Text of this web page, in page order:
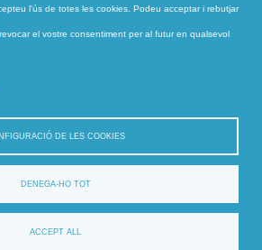
l'ús de totes les cookies. Podeu acceptar i rebutjar
el vostre consentiment per al futur en qualsevol
DE LES COOKIES
DENEGA-HO TOT
ACCEPT ALL
Política de privacitat